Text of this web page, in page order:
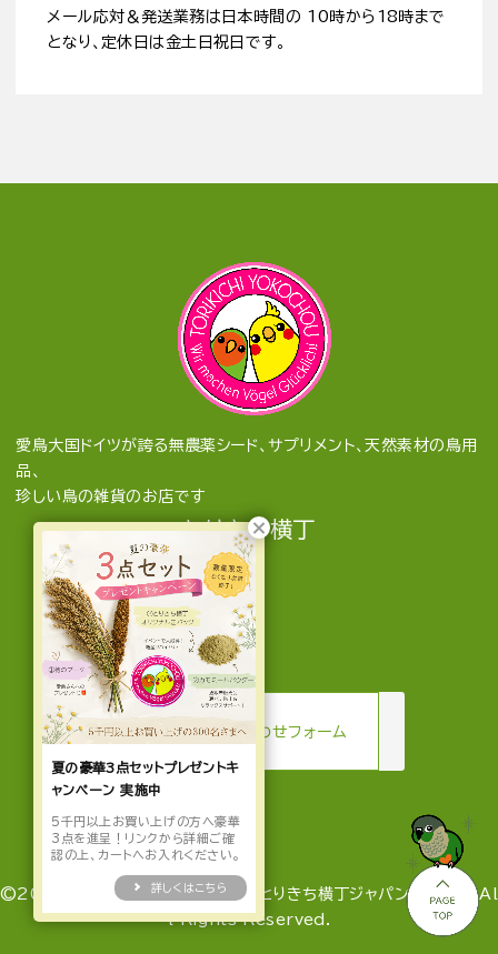
メール応対＆発送業務は日本時間の 10時から18時まで
となり、定休日は金土日祝日です。
愛鳥大国ドイツが誇る無農薬シード、サプリメント、天然素材の鳥用
品、
珍しい鳥の雑貨のお店です
とりきち横丁
mail お問い合わせフォーム
©2022-2026 とりきち横丁 by とりきち横丁ジャパン合同会社 Al
l Rights Reserved.
夏の豪華3点セットプレゼントキ
ャンペーン 実施中
5千円以上お買い上げの方へ豪華
3点を進呈！リンクから詳細ご確
認の上、カートへお入れください。
詳しくはこちら